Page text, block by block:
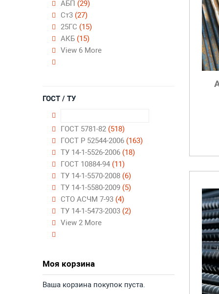
АБП (29)
Ст3 (27)
25ГС (15)
АКБ (15)
View 6 More
ГОСТ / ТУ
ГОСТ 5781-82 (518)
ГОСТ Р 52544-2006 (163)
ТУ 14-1-5526-2006 (18)
ГОСТ 10884-94 (11)
ТУ 14-1-5570-2008 (6)
ТУ 14-1-5580-2009 (5)
СТО АСЧМ 7-93 (4)
ТУ 14-1-5473-2003 (2)
View 2 More
Моя корзина
Ваша корзина покупок пуста.